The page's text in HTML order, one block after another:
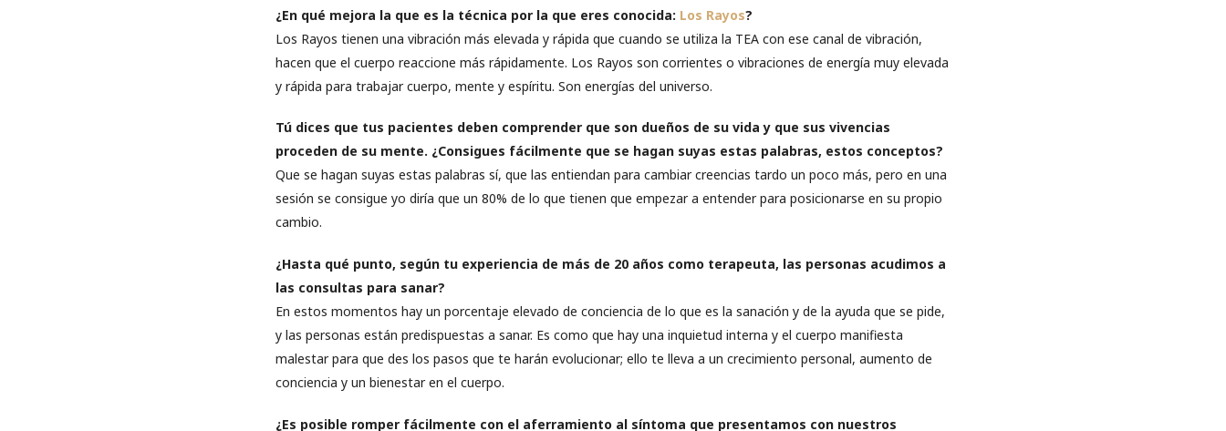
¿En qué mejora la que es la técnica por la que eres conocida: Los Rayos?
Los Rayos tienen una vibración más elevada y rápida que cuando se utiliza la TEA con ese canal de vibración,
hacen que el cuerpo reaccione más rápidamente. Los Rayos son corrientes o vibraciones de energía muy elevada
y rápida para trabajar cuerpo, mente y espíritu. Son energías del universo.
Tú dices que tus pacientes deben comprender que son dueños de su vida y que sus vivencias
proceden de su mente. ¿Consigues fácilmente que se hagan suyas estas palabras, estos conceptos?
Que se hagan suyas estas palabras sí, que las entiendan para cambiar creencias tardo un poco más, pero en una
sesión se consigue yo diría que un 80% de lo que tienen que empezar a entender para posicionarse en su propio
cambio.
¿Hasta qué punto, según tu experiencia de más de 20 años como terapeuta, las personas acudimos a
las consultas para sanar?
En estos momentos hay un porcentaje elevado de conciencia de lo que es la sanación y de la ayuda que se pide,
y las personas están predispuestas a sanar. Es como que hay una inquietud interna y el cuerpo manifiesta
malestar para que des los pasos que te harán evolucionar; ello te lleva a un crecimiento personal, aumento de
conciencia y un bienestar en el cuerpo.
¿Es posible romper fácilmente con el aferramiento al síntoma que presentamos con nuestros